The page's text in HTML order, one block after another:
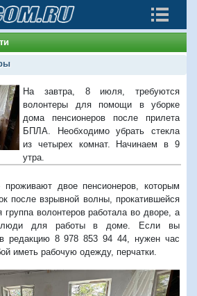
На завтра, 8 июля, требуются
волонтеры для помощи в уборке
дома пенсионеров после прилета
БПЛА. Необходимо убрать стекла
из четырех комнат. Начинаем в 9
утра.
двое пенсионеров, которым
после взрывной волны, прокатившейся
группа волонтеров работала во дворе, а
люди для работы в доме. Если вы
редакцию 8 978 853 94 44, нужен час
иметь рабочую одежду, перчатки.